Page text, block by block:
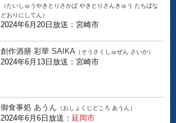
（たいしゅうやきとりさかば やきとりさんきゅう たちばな
どおりにしてん）
2024年6月20日放送：宮崎市
創作酒膳 彩華 SAIKA （そうさくしゅぜん さいか）
2024年6月13日放送：宮崎市
御食事処 あうん （おしょくじどころ あうん）
2024年6月6日放送： 延岡市